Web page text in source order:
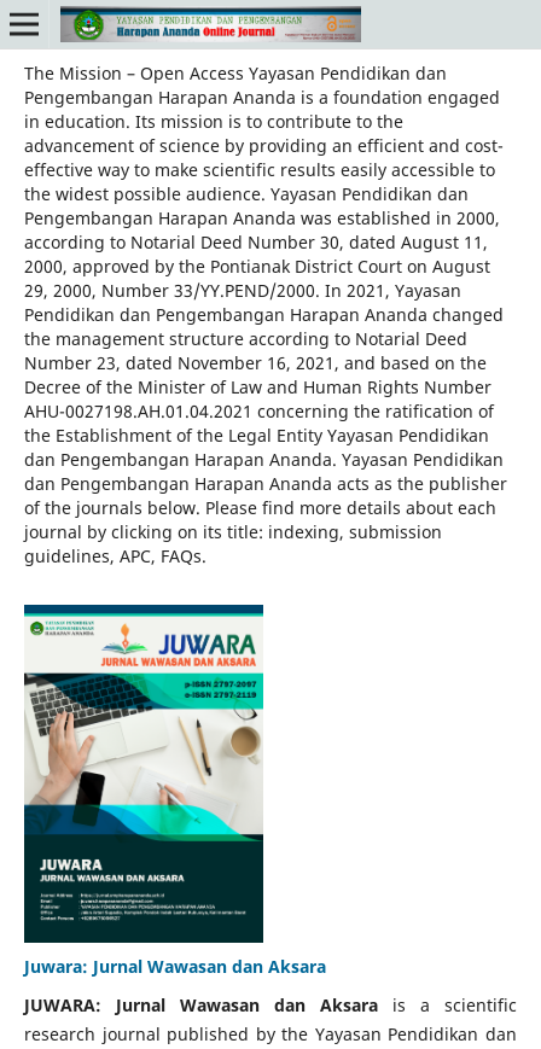
The Mission – Open Access Yayasan Pendidikan dan
Pengembangan Harapan Ananda is a foundation engaged
in education. Its mission is to contribute to the
advancement of science by providing an efficient and cost-
effective way to make scientific results easily accessible to
the widest possible audience. Yayasan Pendidikan dan
Pengembangan Harapan Ananda was established in 2000,
according to Notarial Deed Number 30, dated August 11,
2000, approved by the Pontianak District Court on August
29, 2000, Number 33/YY.PEND/2000. In 2021, Yayasan
Pendidikan dan Pengembangan Harapan Ananda changed
the management structure according to Notarial Deed
Number 23, dated November 16, 2021, and based on the
Decree of the Minister of Law and Human Rights Number
AHU-0027198.AH.01.04.2021 concerning the ratification of
the Establishment of the Legal Entity Yayasan Pendidikan
dan Pengembangan Harapan Ananda. Yayasan Pendidikan
dan Pengembangan Harapan Ananda acts as the publisher
of the journals below. Please find more details about each
journal by clicking on its title: indexing, submission
guidelines, APC, FAQs.
Juwara: Jurnal Wawasan dan Aksara
JUWARA: Jurnal Wawasan dan Aksara is a scientific
research journal published by the Yayasan Pendidikan dan